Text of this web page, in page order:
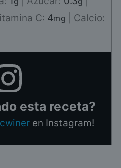
C: 4mg
Calcio:
esta receta?
en Instagram!